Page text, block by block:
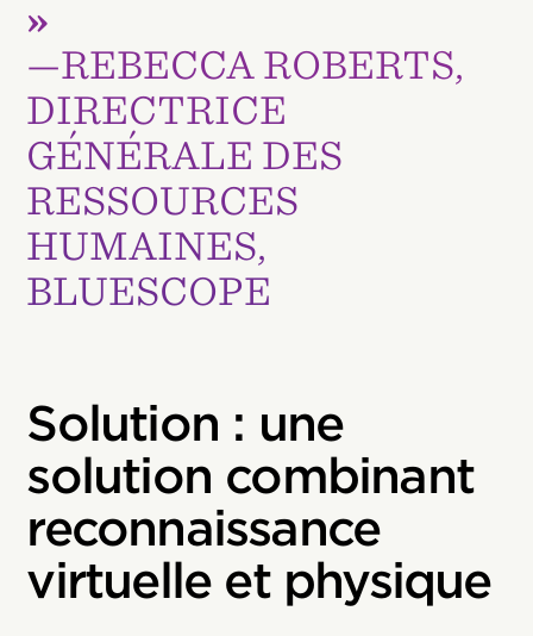
»
—REBECCA ROBERTS,
DIRECTRICE
GÉNÉRALE DES
RESSOURCES
HUMAINES,
BLUESCOPE
Solution : une
solution combinant
reconnaissance
virtuelle et physique